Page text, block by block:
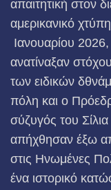
απαιτητική στον
αμερικανικό
Ιανουαρίου
ανατίναξαν
των ειδικών
πόλη και ο
σύζυγός του
απήχθησαν έξω
στις Ηνωμένες
ένα ιστορικό